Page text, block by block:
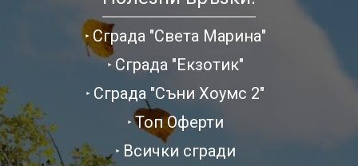
Сграда "Света Марина"
Сграда "Екзотик"
Сграда "Съни Хоумс 2"
Топ Оферти
Всички сгради